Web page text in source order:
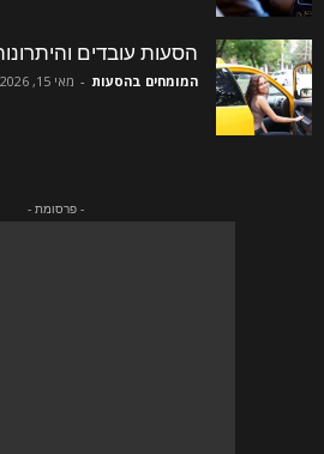
הסעות עובדים
המומחים בהסעות - מאי 15, 2026
- פרסומת -